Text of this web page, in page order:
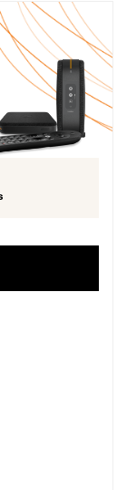
Engagement 12 mois